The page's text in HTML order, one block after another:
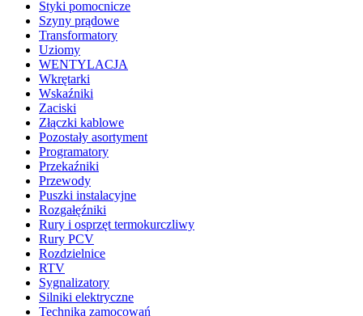
Styki pomocnicze
Szyny prądowe
Transformatory
Uziomy
WENTYLACJA
Wkrętarki
Wskaźniki
Zaciski
Złączki kablowe
Pozostały asortyment
Programatory
Przekaźniki
Przewody
Puszki instalacyjne
Rozgałęźniki
Rury i osprzęt termokurczliwy
Rury PCV
Rozdzielnice
RTV
Sygnalizatory
Silniki elektryczne
Technika zamocowań